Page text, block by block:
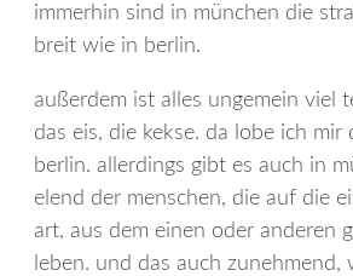
immerhin sind in münchen die
breit wie in berlin.
außerdem ist alles ungemein viel
das eis, die kekse. da lobe ich mir
berlin. allerdings gibt es auch in
elend der menschen, die auf die
art, aus dem einen oder anderen
leben. und das auch zunehmend,